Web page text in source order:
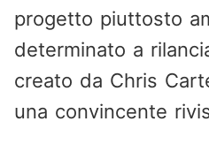
progetto piuttosto
determinato a
creato da Chris
una convincente